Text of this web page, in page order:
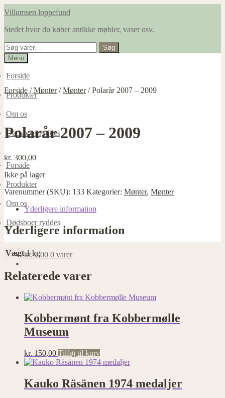
Spring
navigation
Spring
indhold
Villumsen loppefund
Stedet hvor du køber antikke møbler, vaser osv.
Søg
efter:
Søg
Menu
Forside
Produkter
Om os
Dødsboer ryddes
Forside
Produkter
Om os
Dødsboer ryddes
kr.0,00 0 varer
Forside /Mønter/Mønter/Polarår 2007 – 2009
Polarår 2007 – 2009
kr. 300,00
Ikke på lager
Varenummer (SKU): 133 Kategorier: Mønter, Mønter
Yderligere information
Yderligere information
Vægt 1 kg
Relaterede varer
Kobbermønt fra Kobbermølle
Museum
kr. 150,00 Tilføj til kurv
Kauko Räsänen 1974 medaljer